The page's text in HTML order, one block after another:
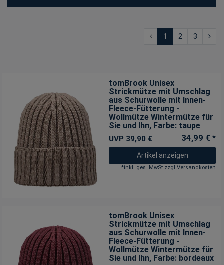
1 2 3
tomBrook Unisex
Strickmütze mit Umschlag
aus Schurwolle mit Innen-
Fleece-Fütterung -
Wollmütze Wintermütze für
Sie und Ihn, Farbe: taupe
UVP 39,90 € 34,99 € *
Artikel anzeigen
*inkl. ges. MwSt. zzgl. Versandkosten
tomBrook Unisex
Strickmütze mit Umschlag
aus Schurwolle mit Innen-
Fleece-Fütterung -
Wollmütze Wintermütze für
Sie und Ihn, Farbe: bordeaux